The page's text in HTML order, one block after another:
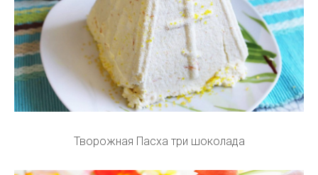
Творожная Пасха три шоколада